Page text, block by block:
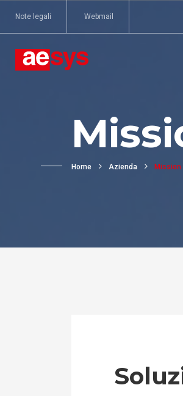
Note legali Webmail
Home Azienda Mission
Display per